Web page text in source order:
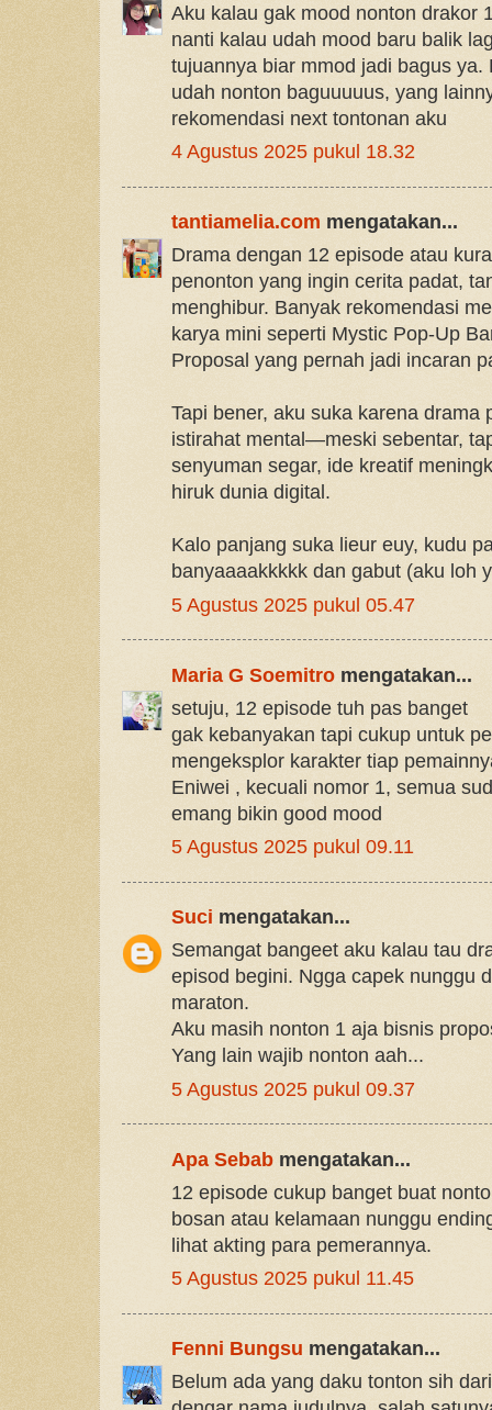
Aku kalau gak mood nonton drakor
nanti kalau udah mood baru balik
tujuannya biar mmod jadi bagus ya.
udah nonton baguuuuus, yang
rekomendasi next tontonan aku
4 Agustus 2025 pukul 18.32
tantiamelia.com mengatakan...
Drama dengan 12 episode atau
penonton yang ingin cerita padat,
menghibur. Banyak rekomendasi
karya mini seperti Mystic Pop-Up
Proposal yang pernah jadi incaran
Tapi bener, aku suka karena drama
istirahat mental—meski sebentar,
senyuman segar, ide kreatif
hiruk dunia digital.
Kalo panjang suka lieur euy, kudu
banyaaaakkkkk dan gabut (aku loh
5 Agustus 2025 pukul 05.47
Maria G Soemitro mengatakan...
setuju, 12 episode tuh pas banget
gak kebanyakan tapi cukup untuk
mengeksplor karakter tiap
Eniwei , kecuali nomor 1, semua
emang bikin good mood
5 Agustus 2025 pukul 09.11
Suci mengatakan...
Semangat bangeet aku kalau tau
episod begini. Ngga capek nunggu
maraton.
Aku masih nonton 1 aja bisnis
Yang lain wajib nonton aah...
5 Agustus 2025 pukul 09.37
Apa Sebab mengatakan...
12 episode cukup banget buat
bosan atau kelamaan nunggu
lihat akting para pemerannya.
5 Agustus 2025 pukul 11.45
Fenni Bungsu mengatakan...
Belum ada yang daku tonton sih